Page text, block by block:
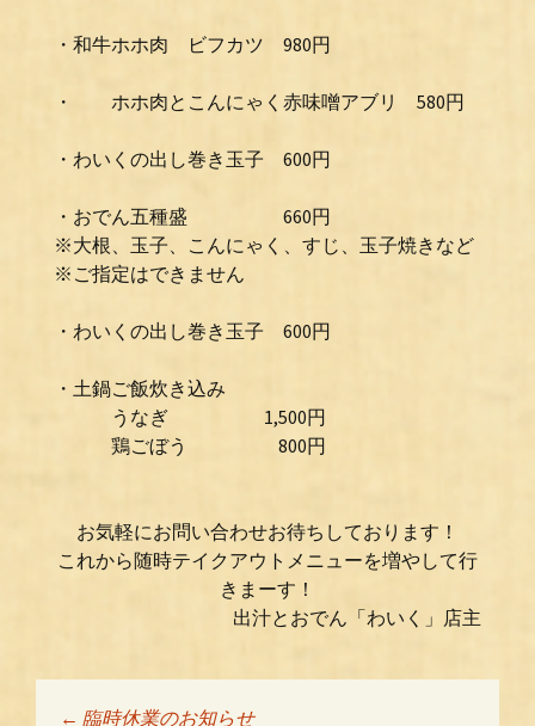
・和牛ホホ肉 ビフカツ 980円
・ ホホ肉とこんにゃく赤味噌アブリ 580円
・わいくの出し巻き玉子 600円
・おでん五種盛 660円
※大根、玉子、こんにゃく、すじ、玉子焼きなど
※ご指定はできません
・わいくの出し巻き玉子 600円
・土鍋ご飯炊き込み
うなぎ 1,500円
鶏ごぼう 800円
お気軽にお問い合わせお待ちしております！
これから随時テイクアウトメニューを増やして行
きまーす！
出汁とおでん「わいく」店主
← 臨時休業のお知らせ